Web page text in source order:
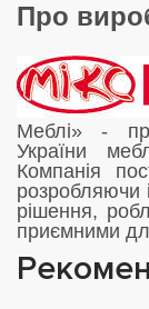
Про
Меблі» -
України
Компанія
розробляючи
рішення,
приємними